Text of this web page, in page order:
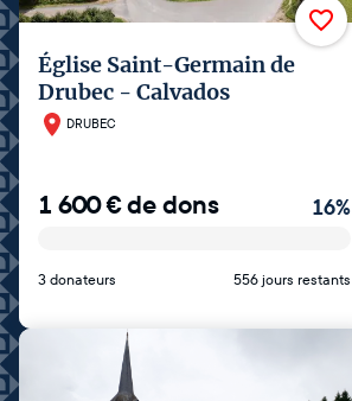
Église Saint-Germain de
Drubec - Calvados
DRUBEC
1 600€de dons 16%
3 donateurs 556 jours restants